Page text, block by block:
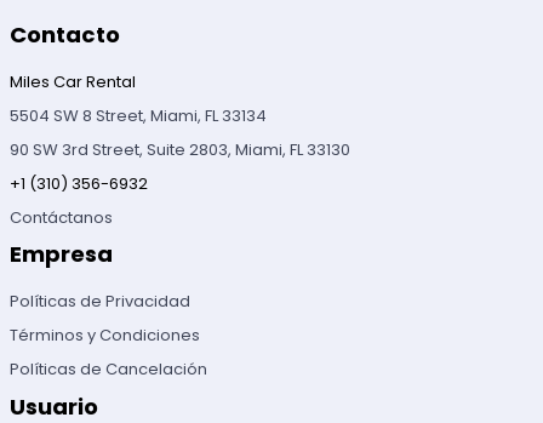
Contacto
Miles Car Rental
5504 SW 8 Street, Miami, FL 33134
90 SW 3rd Street, Suite 2803, Miami, FL 33130
+1 (310) 356-6932
Contáctanos
Empresa
Políticas de Privacidad
Términos y Condiciones
Políticas de Cancelación
Usuario